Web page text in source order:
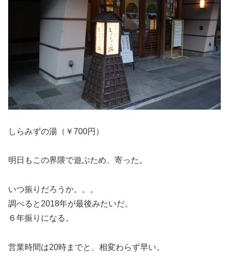
しらみずの湯（￥700円）
明日もこの界隈で遊ぶため、寄った。
いつ振りだろうか。。。
調べると2018年が最後みたいだ。
６年振りになる。
営業時間は20時までと、相変わらず早い。